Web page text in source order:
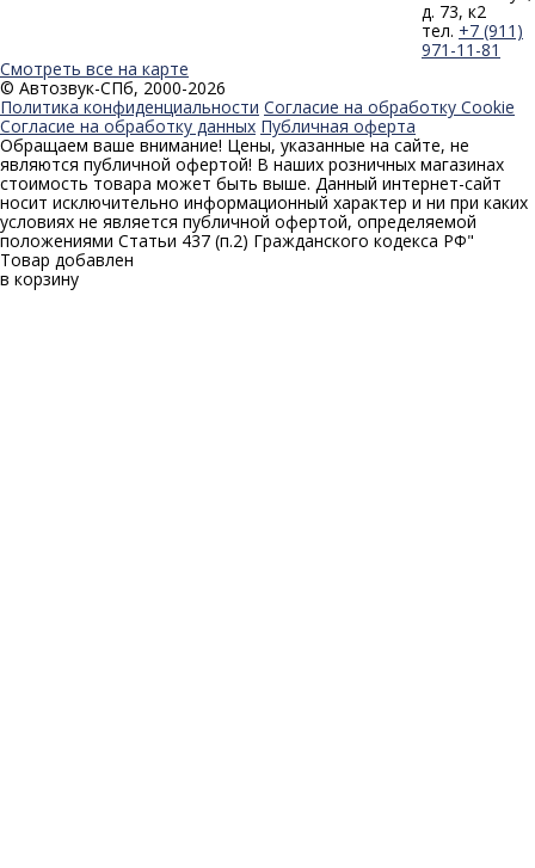
д. 73, к2
тел. +7 (911)
971-11-81
Смотреть все на карте
© Автозвук-СПб, 2000-2026
Политика конфиденциальности Согласие на обработку Cookie
Согласие на обработку данных Публичная оферта
Обращаем ваше внимание! Цены, указанные на сайте, не
являются публичной офертой! В наших розничных магазинах
стоимость товара может быть выше. Данный интернет-сайт
носит исключительно информационный характер и ни при каких
условиях не является публичной офертой, определяемой
положениями Статьи 437 (п.2) Гражданского кодекса РФ"
Товар добавлен
в корзину